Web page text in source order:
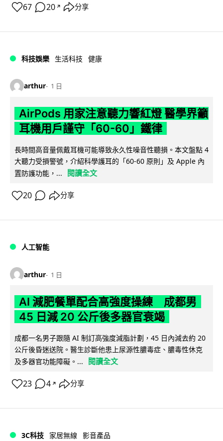
67 20 ↗ 分享
科技娛樂 生活科技 健康
arthur 1 日
AirPods 用家注意聽力響紅燈 醫學界籲
耳機用戶謹守「60-60」鐵律
長時間高音量佩戴耳機可能導致永久性噪音性聽損。本文盤點 4
大聽力受損警號，介紹科學護耳的「60-60 原則」及 Apple 內
置防護功能，...
閱讀全文
20 分享
人工智能
arthur 1 日
AI 減肥餐單配合高強度操練 成都男
45 日減 20 公斤後多器官衰竭
成都一名男子跟隨 AI 制訂高強度減脂計劃，45 日內減去約 20
公斤後昏迷送院。醫生診斷他患上尿源性膿毒症、膿毒性休克
及多器官功能障礙。...
閱讀全文
23 4 ↗ 分享
3C科技 家居無線 影音產品